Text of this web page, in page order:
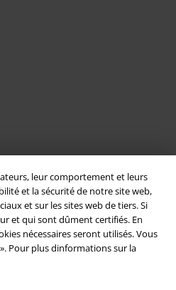
leur comportement et leurs
et la sécurité de notre site web,
et sur les sites web de tiers. Si
et qui sont dûment certifiés. En
nécessaires seront utilisés. Vous
Pour plus dinformations sur la